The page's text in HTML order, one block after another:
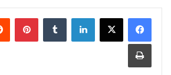
لينكدإن
طباعة